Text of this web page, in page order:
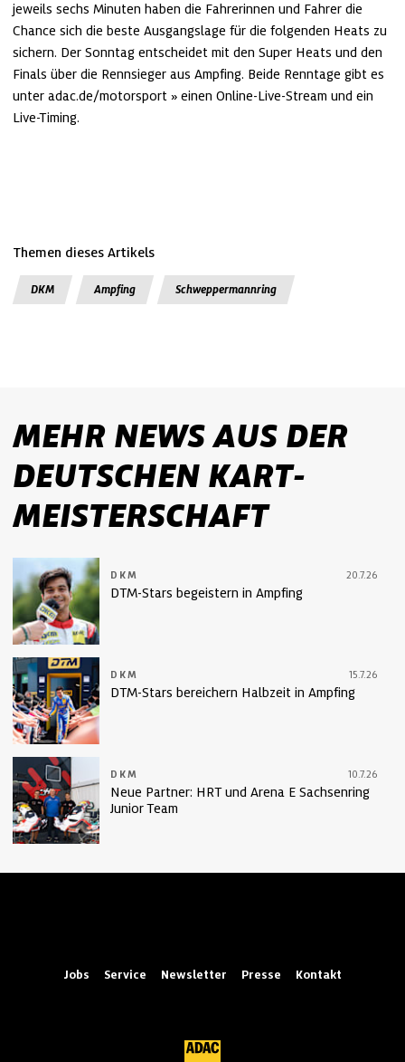
jeweils sechs Minuten haben die Fahrerinnen und Fahrer die
Chance sich die beste Ausgangslage für die folgenden Heats zu
sichern. Der Sonntag entscheidet mit den Super Heats und den
Finals über die Rennsieger aus Ampfing. Beide Renntage gibt es
unter adac.de/motorsport
einen Online-Live-Stream und ein
Live-Timing.
Themen dieses Artikels
DKM Ampfing Schweppermannring
MEHR NEWS AUS DER
DEUTSCHEN KART-
MEISTERSCHAFT
DKM 20.7.26
DTM-Stars begeistern in Ampfing
DKM 15.7.26
DTM-Stars bereichern Halbzeit in Ampfing
DKM 10.7.26
Neue Partner: HRT und Arena E Sachsenring
Junior Team
Jobs Service Newsletter Presse Kontakt